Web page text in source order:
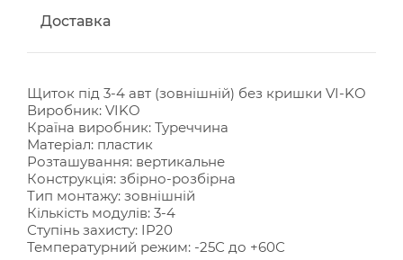
Доставка
Щиток під 3-4 авт (зовнішній) без кришки VI-KO
Виробник: VIKO
Країна виробник: Туреччина
Матеріал: пластик
Розташування: вертикальне
Конструкція: збірно-розбірна
Тип монтажу: зовнішній
Кількість модулів: 3-4
Ступінь захисту: IP20
Температурний режим: -25С до +60С